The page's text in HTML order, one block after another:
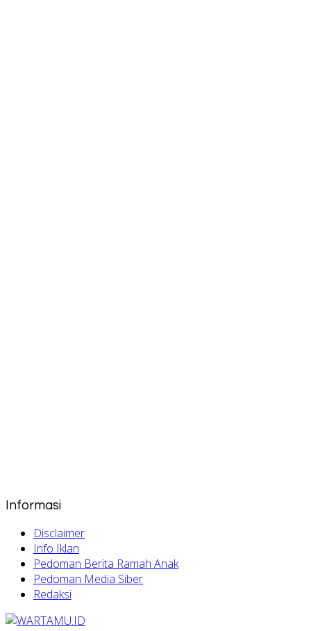
Informasi
Disclaimer
Info Iklan
Pedoman Berita Ramah Anak
Pedoman Media Siber
Redaksi